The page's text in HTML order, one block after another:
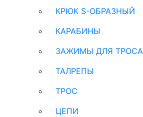
КРЮК S-ОБРАЗНЫЙ
КАРАБИНЫ
ЗАЖИМЫ ДЛЯ ТРОСА
ТАЛРЕПЫ
ТРОС
ЦЕПИ